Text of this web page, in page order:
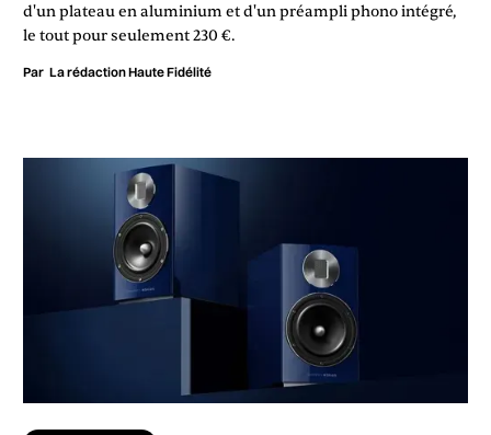
d'un plateau en aluminium et d'un préampli phono intégré,
le tout pour seulement 230 €.
Par La rédaction Haute Fidélité